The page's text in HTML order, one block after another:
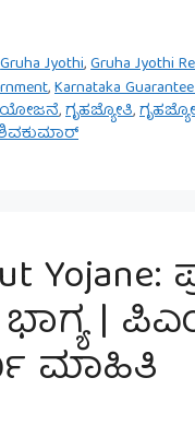
Gruha Jyothi,Gruha Jyothi
,Karnataka
ಯೋಜನೆ,ಗೃಹಜ್ಯೋತಿ,
|
ಮಾಹಿತಿ